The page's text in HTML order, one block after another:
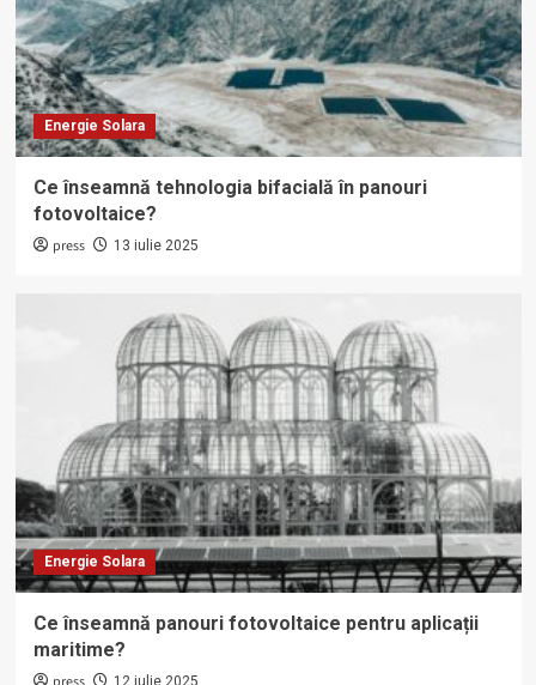
Energie Solara
Ce înseamnă tehnologia bifacială în panouri
fotovoltaice?
press 13 iulie 2025
Energie Solara
Ce înseamnă panouri fotovoltaice pentru aplicații
maritime?